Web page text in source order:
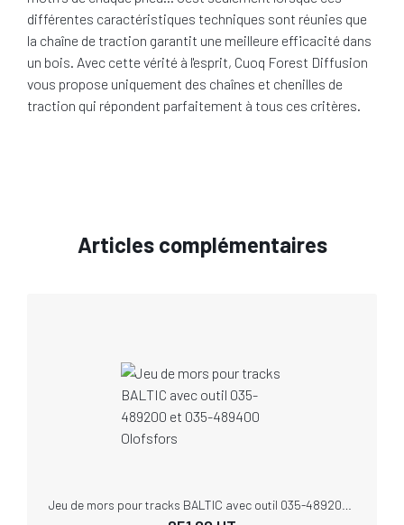
différentes caractéristiques techniques sont réunies que
la chaîne de traction garantit une meilleure efficacité dans
un bois. Avec cette vérité à l'esprit, Cuoq Forest Diffusion
vous propose uniquement des chaînes et chenilles de
traction qui répondent parfaitement à tous ces critères.
Articles complémentaires